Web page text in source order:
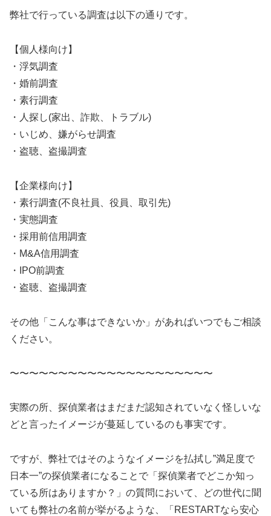
弊社で行っている調査は以下の通りです。
【個人様向け】
・浮気調査
・婚前調査
・素行調査
・人探し(家出、詐欺、トラブル)
・いじめ、嫌がらせ調査
・盗聴、盗撮調査
【企業様向け】
・素行調査(不良社員、役員、取引先)
・実態調査
・採用前信用調査
・M&A信用調査
・IPO前調査
・盗聴、盗撮調査
その他「こんな事はできないか」があればいつでもご相談
ください。
〜〜〜〜〜〜〜〜〜〜〜〜〜〜〜〜〜〜〜〜〜
実際の所、探偵業者はまだまだ認知されていなく怪しいな
どと言ったイメージが蔓延しているのも事実です。
ですが、弊社ではそのようなイメージを払拭し”満足度で
日本一”の探偵業者になることで「探偵業者でどこか知っ
ている所はありますか？」の質問において、どの世代に聞
いても弊社の名前が挙がるような、「RESTARTなら安心